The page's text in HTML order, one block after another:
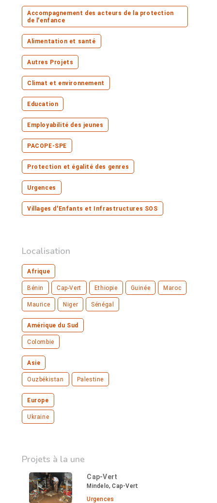
Accompagnement des acteurs de la protection
de l'enfance
Alimentation et santé
Autres Projets
Climat et environnement
Education
Employabilité des jeunes
PACOPE-SPE
Protection et égalité des genres
Urgences
Villages d'Enfants et Infrastructures SOS
Localisation
Afrique
Bénin Cap-Vert Ethiopie Guinée Maroc
Maurice Niger Sénégal
Amérique du Sud
Colombie
Asie
Ouzbékistan Palestine
Europe
Ukraine
Projets à la une
Cap-Vert
Mindelo, Cap-Vert
Urgences